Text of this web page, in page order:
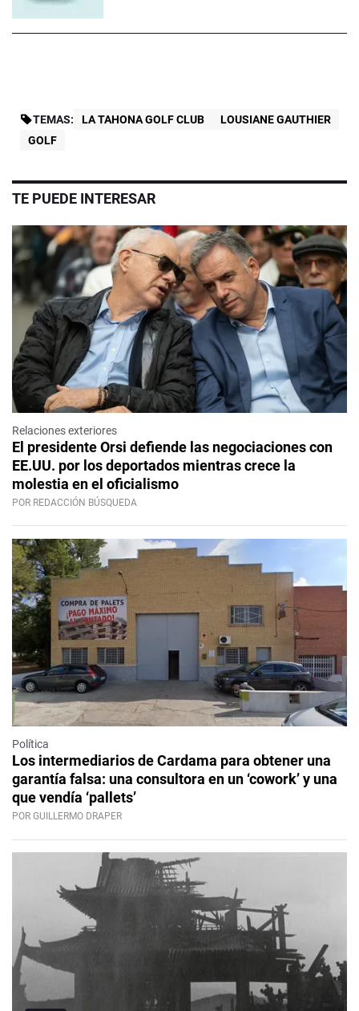
TEMAS: LA TAHONA GOLF CLUB
LOUSIANE GAUTHIER
GOLF
TE PUEDE INTERESAR
Relaciones exteriores
El presidente Orsi defiende las negociaciones con
EE.UU. por los deportados mientras crece la
molestia en el oficialismo
POR REDACCIÓN BÚSQUEDA
Política
Los intermediarios de Cardama para obtener una
garantía falsa: una consultora en un ‘cowork’ y una
que vendía ‘pallets’
POR GUILLERMO DRAPER